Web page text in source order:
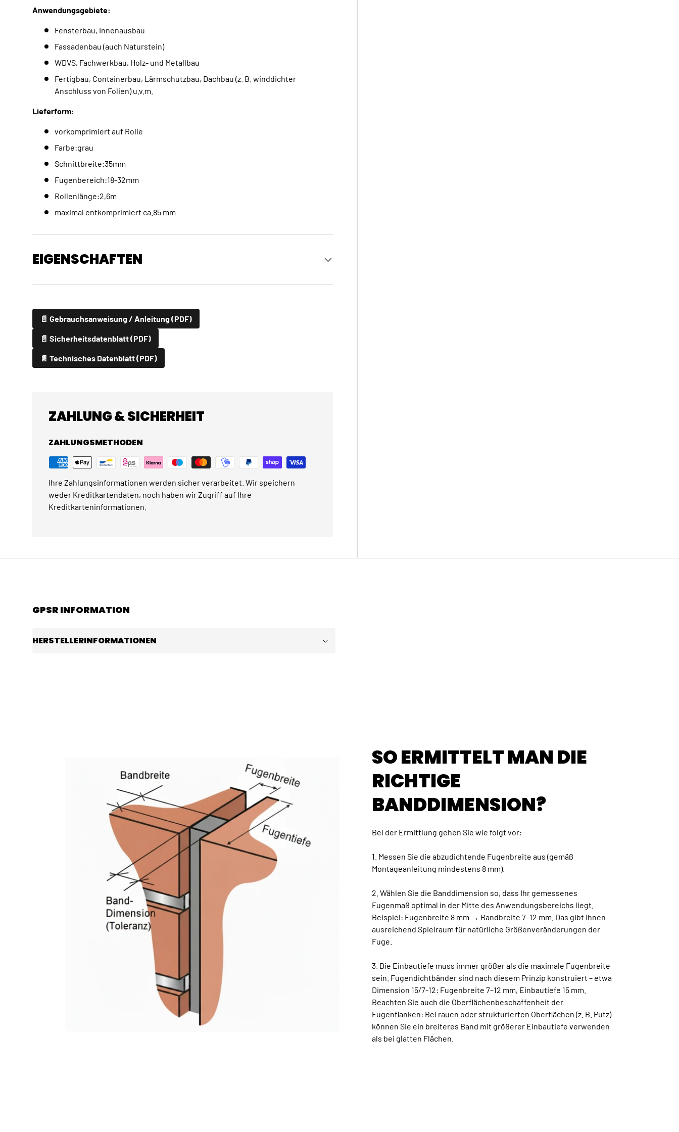
Anwendungsgebiete:
Fensterbau, Innenausbau
Fassadenbau (auch Naturstein)
WDVS, Fachwerkbau, Holz- und Metallbau
Fertigbau, Containerbau, Lärmschutzbau, Dachbau (z. B. winddichter
Anschluss von Folien) u.v.m.
Lieferform:
vorkomprimiert auf Rolle
Farbe:grau
Schnittbreite:35mm
Fugenbereich:18-32mm
Rollenlänge:2,6m
maximal entkomprimiert ca.85 mm
EIGENSCHAFTEN
📄 Gebrauchsanweisung / Anleitung (PDF)
📄 Sicherheitsdatenblatt (PDF)
📄 Technisches Datenblatt (PDF)
ZAHLUNG & SICHERHEIT
ZAHLUNGSMETHODEN
Ihre Zahlungsinformationen werden sicher verarbeitet. Wir speichern
weder Kreditkartendaten, noch haben wir Zugriff auf Ihre
Kreditkarteninformationen.
GPSR INFORMATION
HERSTELLERINFORMATIONEN
SO ERMITTELT MAN DIE
RICHTIGE
BANDDIMENSION?
Bei der Ermittlung gehen Sie wie folgt vor:
1. Messen Sie die abzudichtende Fugenbreite aus (gemäß
Montageanleitung mindestens 8 mm).
2. Wählen Sie die Banddimension so, dass Ihr gemessenes
Fugenmaß optimal in der Mitte des Anwendungsbereichs liegt.
Beispiel: Fugenbreite 8 mm → Bandbreite 7–12 mm. Das gibt Ihnen
ausreichend Spielraum für natürliche Größenveränderungen der
Fuge.
3. Die Einbautiefe muss immer größer als die maximale Fugenbreite
sein. Fugendichtbänder sind nach diesem Prinzip konstruiert – etwa
Dimension 15/7-12: Fugenbreite 7–12 mm, Einbautiefe 15 mm.
Beachten Sie auch die Oberflächenbeschaffenheit der
Fugenflanken: Bei rauen oder strukturierten Oberflächen (z. B. Putz)
können Sie ein breiteres Band mit größerer Einbautiefe verwenden
als bei glatten Flächen.